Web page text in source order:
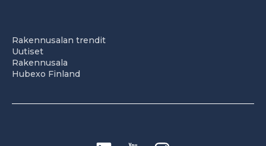
Rakennusalan trendit
Uutiset
Rakennusala
Hubexo Finland